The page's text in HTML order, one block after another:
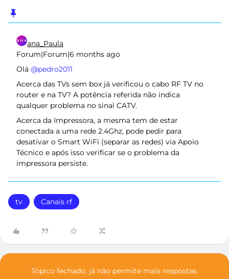
ana_Paula
Forum|Forum|6 months ago
Olá ​ @pedro2011
Acerca das TVs sem box já verificou o cabo RF TV no
router e na TV? A potência referida não indica
qualquer problema no sinal CATV.
Acerca da Impressora, a mesma tem de estar
conectada a uma rede 2.4Ghz, pode pedir para
desativar o Smart WiFi (separar as redes) via Apoio
Técnico e após isso verificar se o problema da
impressora persiste.
tv Canais rf
Tópico fechado, já não permite mais respostas.